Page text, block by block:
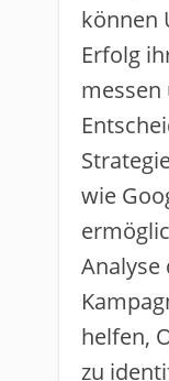
können
Erfolg
wie
Analyse
helfen,
zu